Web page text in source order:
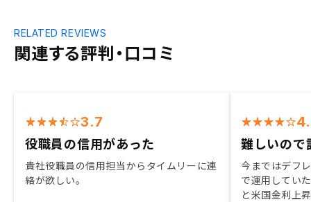
関連する評判・口コミ
RELATED REVIEWS
3.7
役職員の信用があった
貴社役職員の信用担当からタイムリーに連
絡が欲しい。
難しいので
今まではデフ
で運用してい
と米国金利上